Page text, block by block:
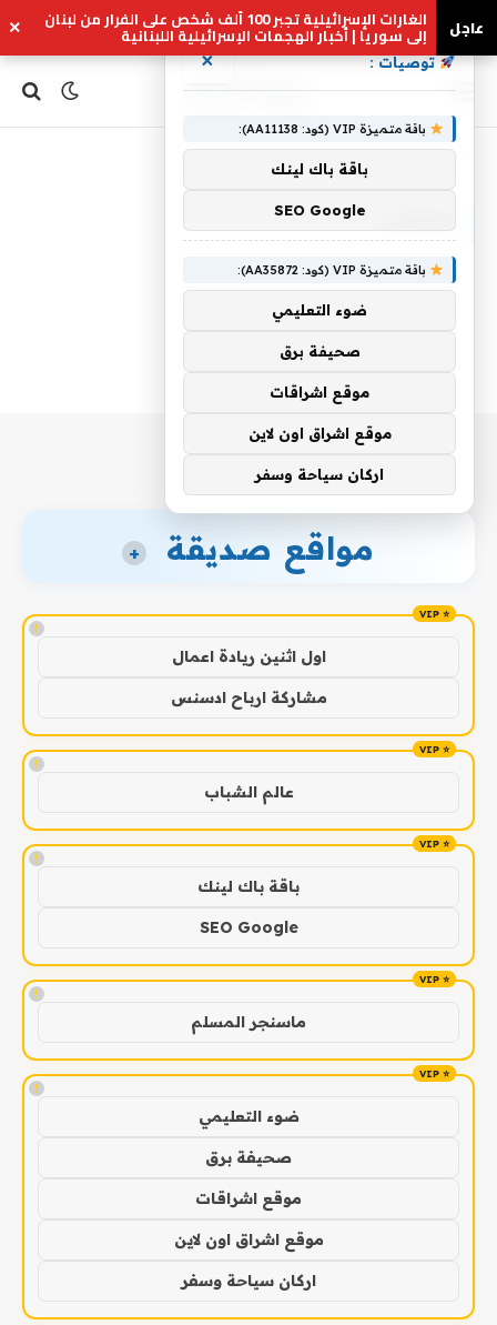
عاجل الغارات الإسرائيلية تجبر 100 ألف شخص على الفرار من لبنان
إلى سوريا | أخبار الهجمات الإسرائيلية اللبنانية ×
إمكانات
مواقع صديقة +
!
اول اثنين ريادة اعمال
مشاركة ارباح ادسنس
!
عالم الشباب
!
باقة باك لينك
SEO Google
!
ماسنجر المسلم
!
ضوء التعليمي
صحيفة برق
موقع اشراقات
موقع اشراق اون لاين
اركان سياحة وسفر
توصيات : ×
باقة متميزة VIP (كود: AA11138):
باقة باك لينك
SEO Google
باقة متميزة VIP (كود: AA35872):
ضوء التعليمي
صحيفة برق
موقع اشراقات
موقع اشراق اون لاين
اركان سياحة وسفر